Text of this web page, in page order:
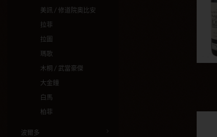
美訊 / 修道院奧比安
拉菲
拉圖
瑪歌
木桐 / 武當豪傑
大金鐘
白馬
柏菲
波爾多